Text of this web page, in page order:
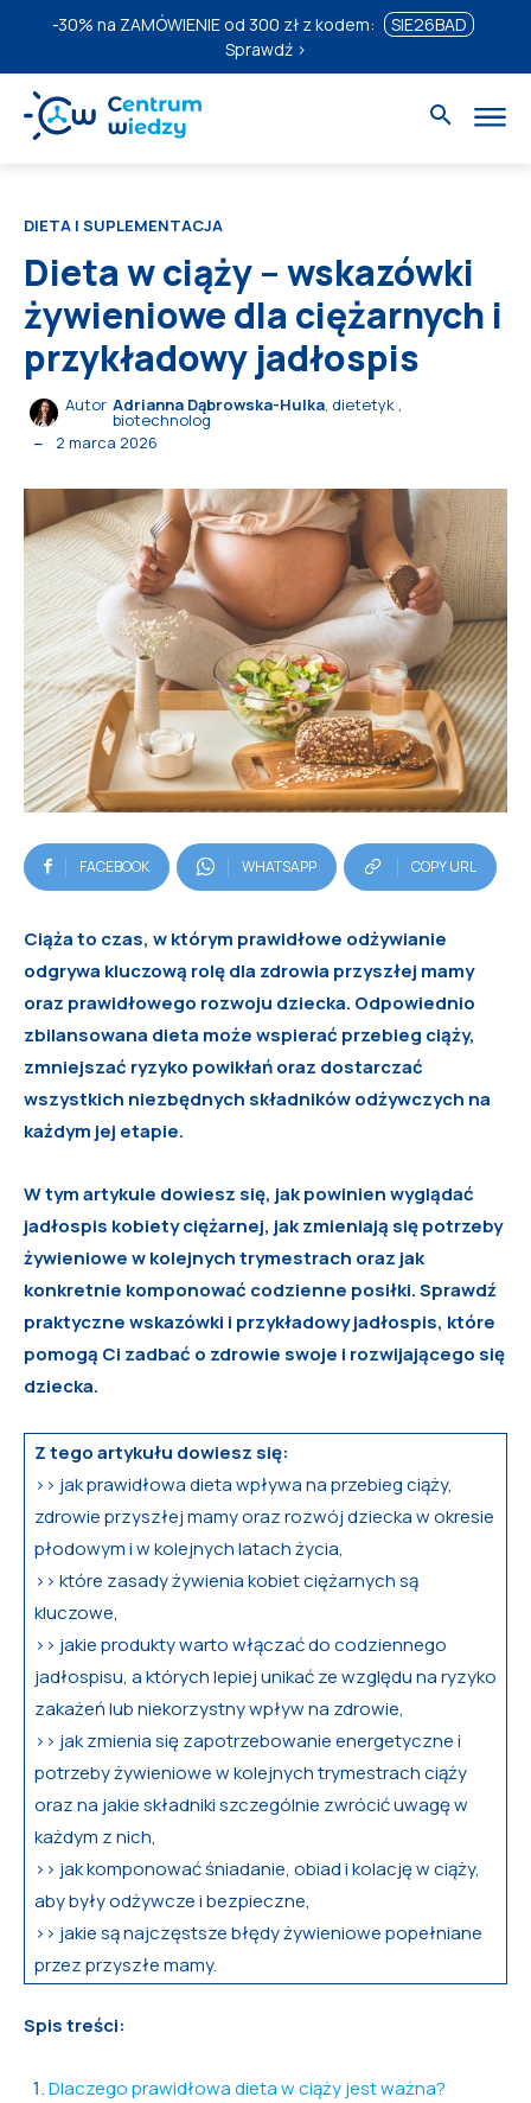
-30% na ZAMÓWIENIE od 300 zł z kodem:
SIE26BAD
Sprawdź ›
DIETA I SUPLEMENTACJA
Dieta w ciąży – wskazówki
żywieniowe dla ciężarnych i
przykładowy jadłospis
Autor Adrianna Dąbrowska-Hulka, dietetyk ,
biotechnolog
2 marca 2026
FACEBOOK WHATSAPP COPY URL
Ciąża to czas, w którym prawidłowe odżywianie
odgrywa kluczową rolę dla zdrowia przyszłej mamy
oraz prawidłowego rozwoju dziecka. Odpowiednio
zbilansowana dieta może wspierać przebieg ciąży,
zmniejszać ryzyko powikłań oraz dostarczać
wszystkich niezbędnych składników odżywczych na
każdym jej etapie.
W tym artykule dowiesz się, jak powinien wyglądać
jadłospis kobiety ciężarnej, jak zmieniają się potrzeby
żywieniowe w kolejnych trymestrach oraz jak
konkretnie komponować codzienne posiłki. Sprawdź
praktyczne wskazówki i przykładowy jadłospis, które
pomogą Ci zadbać o zdrowie swoje i rozwijającego się
dziecka.
Z tego artykułu dowiesz się:
>> jak prawidłowa dieta wpływa na przebieg ciąży,
zdrowie przyszłej mamy oraz rozwój dziecka w okresie
płodowym i w kolejnych latach życia,
>> które zasady żywienia kobiet ciężarnych są
kluczowe,
>> jakie produkty warto włączać do codziennego
jadłospisu, a których lepiej unikać ze względu na ryzyko
zakażeń lub niekorzystny wpływ na zdrowie,
>> jak zmienia się zapotrzebowanie energetyczne i
potrzeby żywieniowe w kolejnych trymestrach ciąży
oraz na jakie składniki szczególnie zwrócić uwagę w
każdym z nich,
>> jak komponować śniadanie, obiad i kolację w ciąży,
aby były odżywcze i bezpieczne,
>> jakie są najczęstsze błędy żywieniowe popełniane
przez przyszłe mamy.
Spis treści:
Dlaczego prawidłowa dieta w ciąży jest ważna?